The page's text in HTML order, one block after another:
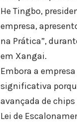
He Tingbo,
empresa,
na Prática”,
em Xangai.
Embora a
significativa
avançada de
Lei de